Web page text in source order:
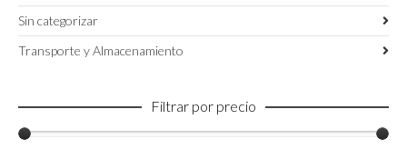
Sin categorizar
Transporte y Almacenamiento
Filtrar por precio